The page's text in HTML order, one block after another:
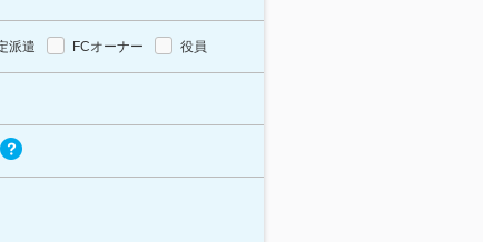
派遣 FCオーナー 役員